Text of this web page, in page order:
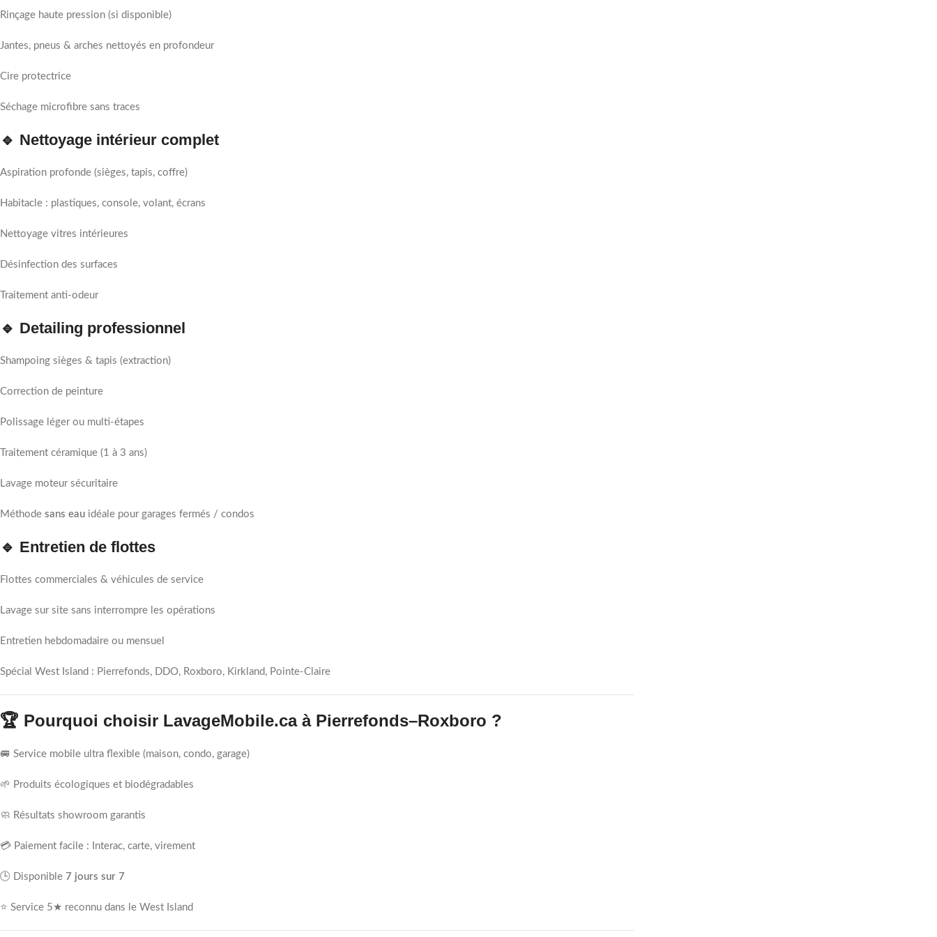
Rinçage haute pression (si disponible)
Jantes, pneus & arches nettoyés en profondeur
Cire protectrice
Séchage microfibre sans traces
🔹 Nettoyage intérieur complet
Aspiration profonde (sièges, tapis, coffre)
Habitacle : plastiques, console, volant, écrans
Nettoyage vitres intérieures
Désinfection des surfaces
Traitement anti-odeur
🔹 Detailing professionnel
Shampoing sièges & tapis (extraction)
Correction de peinture
Polissage léger ou multi-étapes
Traitement céramique (1 à 3 ans)
Lavage moteur sécuritaire
Méthode sans eau idéale pour garages fermés / condos
🔹 Entretien de flottes
Flottes commerciales & véhicules de service
Lavage sur site sans interrompre les opérations
Entretien hebdomadaire ou mensuel
Spécial West Island : Pierrefonds, DDO, Roxboro, Kirkland, Pointe-Claire
🏆 Pourquoi choisir LavageMobile.ca à Pierrefonds–Roxboro ?
🚐 Service mobile ultra flexible (maison, condo, garage)
🌱 Produits écologiques et biodégradables
🧼 Résultats showroom garantis
💳 Paiement facile : Interac, carte, virement
🕒 Disponible 7 jours sur 7
⭐ Service 5★ reconnu dans le West Island